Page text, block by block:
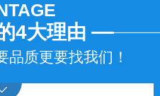
4大理由
品质更要找我们！